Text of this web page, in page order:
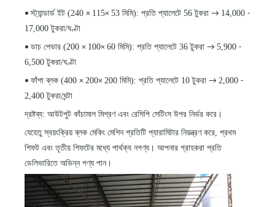
•স্ট্যান্ডার্ড ইট (240 × 115× 53 মিমি): প্রতি প্যালেটে 56 টুকরা → 14,000 -
17,000 টুকরা/ঘণ্টা
• ডাচ পেভার (200 × 100× 60 মিমি): প্রতি প্যালেটে 36 টুকরা → 5,900 -
6,500 টুকরা/ঘণ্টা
• ফাঁপা ব্লক (400 × 200× 200 মিমি): প্রতি প্যালেটে 10 টুকরা → 2,000 -
2,400 টুকরা/ঘন্টা
দ্রষ্টব্য: আউটপুট কাঁচামাল মিশ্রণ এবং রেসিপি সেটিংস উপর নির্ভর করে।
যেহেতু স্বয়ংক্রিয় ব্লক মেকিং মেশিন প্রতিটি প্যারামিটার নিয়ন্ত্রণ করে, প্রথম
শিফট এবং তৃতীয় শিফটের মধ্যে পার্থক্য নগণ্য। আপনার গ্রাহকরা প্রতি
ডেলিভারিতে অভিন্ন পণ্য পান।